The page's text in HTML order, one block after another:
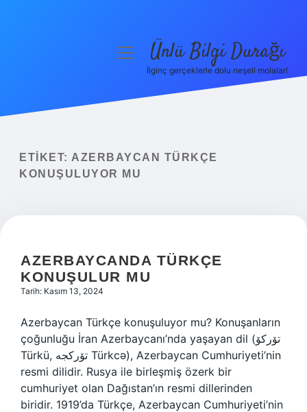
Yasal Uyarı
menüyüÜnlü Bilgi Durağı
İlginç gerçeklerle dolu neşeli molalar!
ETIKET: AZERBAYCAN TÜRKÇE
KONUŞULUYOR MU
AZERBAYCANDA TÜRKÇE
KONUŞULUR MU
Tarih: Kasım 13, 2024
Azerbaycan Türkçe konuşuluyor mu? Konuşanların
çoğunluğu İran Azerbaycanı’nda yaşayan dil (تۆرکۆ
Türkü, تۆرکجه Türkcə), Azerbaycan Cumhuriyeti’nin
resmi dilidir. Rusya ile birleşmiş özerk bir
cumhuriyet olan Dağıstan’ın resmi dillerinden
biridir. 1919’da Türkçe, Azerbaycan Cumhuriyeti’nin